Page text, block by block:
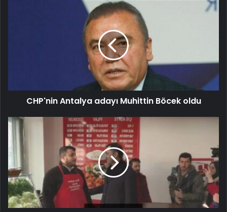
CHP'nin Antalya adayı Muhittin Böcek oldu